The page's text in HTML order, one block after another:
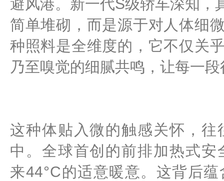
避风港。新一代S级轿车深知，
简单堆砌，而是源于对人体细
种照料是全维度的，它不仅关
乃至嗅觉的细腻共鸣，让每一
这种体贴入微的触感关怀，
中。全球首创的前排加热式
来44°C的适意暖意。这背后